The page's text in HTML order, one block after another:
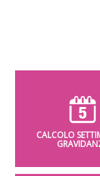
CALCOLO